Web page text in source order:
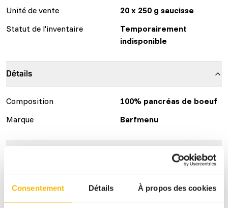
Consentement Détails À propos des cookies
Unité de vente
20 x 250 g saucisse
Statut de l'inventaire
Temporairement
indisponible
Détails
Composition
100% pancréas de boeuf
Marque
Barfmenu
kilo de poids corporel par jour. Cela correspond à environ
un tiers de la quantité journalière de nourriture fraîche. (À